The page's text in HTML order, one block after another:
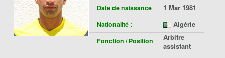
Date de naissance 1 Mar 1981
Nationalité : Algérie
Fonction / Position
Arbitre
assistant